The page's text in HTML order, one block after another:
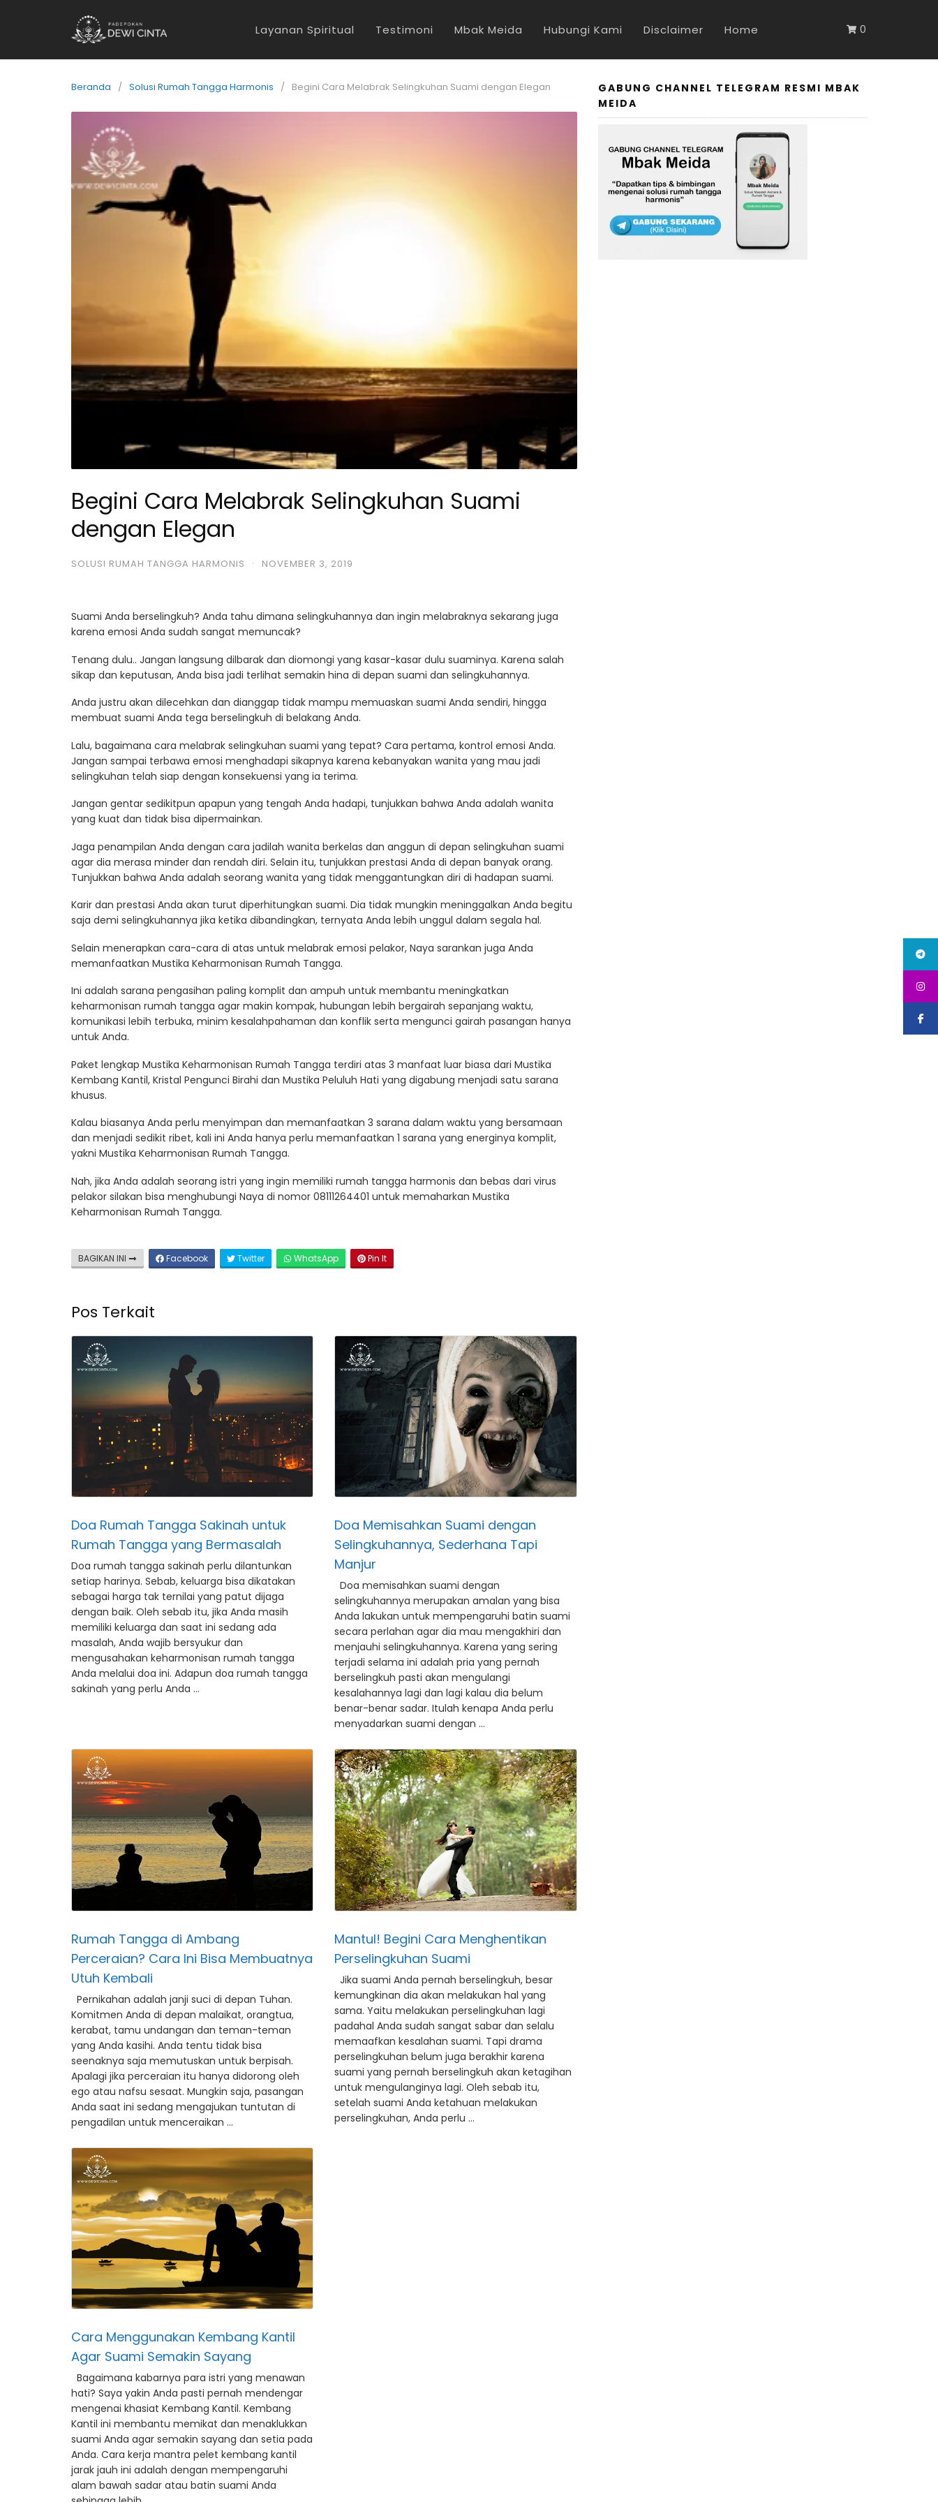
0
Layanan Spiritual Testimoni Mbak Meida Hubungi Kami Disclaimer Home
Beranda Solusi Rumah Tangga Harmonis Begini Cara Melabrak Selingkuhan Suami dengan Elegan
Begini Cara Melabrak Selingkuhan Suami
dengan Elegan
SOLUSI RUMAH TANGGA HARMONIS · NOVEMBER 3, 2019
Suami Anda berselingkuh? Anda tahu dimana selingkuhannya dan ingin melabraknya sekarang juga
karena emosi Anda sudah sangat memuncak?
Tenang dulu.. Jangan langsung dilbarak dan diomongi yang kasar-kasar dulu suaminya. Karena salah
sikap dan keputusan, Anda bisa jadi terlihat semakin hina di depan suami dan selingkuhannya.
Anda justru akan dilecehkan dan dianggap tidak mampu memuaskan suami Anda sendiri, hingga
membuat suami Anda tega berselingkuh di belakang Anda.
Lalu, bagaimana cara melabrak selingkuhan suami yang tepat? Cara pertama, kontrol emosi Anda.
Jangan sampai terbawa emosi menghadapi sikapnya karena kebanyakan wanita yang mau jadi
selingkuhan telah siap dengan konsekuensi yang ia terima.
Jangan gentar sedikitpun apapun yang tengah Anda hadapi, tunjukkan bahwa Anda adalah wanita
yang kuat dan tidak bisa dipermainkan.
Jaga penampilan Anda dengan cara jadilah wanita berkelas dan anggun di depan selingkuhan suami
agar dia merasa minder dan rendah diri. Selain itu, tunjukkan prestasi Anda di depan banyak orang.
Tunjukkan bahwa Anda adalah seorang wanita yang tidak menggantungkan diri di hadapan suami.
Karir dan prestasi Anda akan turut diperhitungkan suami. Dia tidak mungkin meninggalkan Anda begitu
saja demi selingkuhannya jika ketika dibandingkan, ternyata Anda lebih unggul dalam segala hal.
Selain menerapkan cara-cara di atas untuk melabrak emosi pelakor, Naya sarankan juga Anda
memanfaatkan Mustika Keharmonisan Rumah Tangga.
Ini adalah sarana pengasihan paling komplit dan ampuh untuk membantu meningkatkan
keharmonisan rumah tangga agar makin kompak, hubungan lebih bergairah sepanjang waktu,
komunikasi lebih terbuka, minim kesalahpahaman dan konflik serta mengunci gairah pasangan hanya
untuk Anda.
Paket lengkap Mustika Keharmonisan Rumah Tangga terdiri atas 3 manfaat luar biasa dari Mustika
Kembang Kantil, Kristal Pengunci Birahi dan Mustika Peluluh Hati yang digabung menjadi satu sarana
khusus.
Kalau biasanya Anda perlu menyimpan dan memanfaatkan 3 sarana dalam waktu yang bersamaan
dan menjadi sedikit ribet, kali ini Anda hanya perlu memanfaatkan 1 sarana yang energinya komplit,
yakni Mustika Keharmonisan Rumah Tangga.
Nah, jika Anda adalah seorang istri yang ingin memiliki rumah tangga harmonis dan bebas dari virus
pelakor silakan bisa menghubungi Naya di nomor 08111264401 untuk memaharkan Mustika
Keharmonisan Rumah Tangga.
BAGIKAN INI Facebook Twitter WhatsApp Pin It
Pos Terkait
Doa Rumah Tangga Sakinah untuk
Rumah Tangga yang Bermasalah
Doa rumah tangga sakinah perlu dilantunkan
setiap harinya. Sebab, keluarga bisa dikatakan
sebagai harga tak ternilai yang patut dijaga
dengan baik. Oleh sebab itu, jika Anda masih
memiliki keluarga dan saat ini sedang ada
masalah, Anda wajib bersyukur dan
mengusahakan keharmonisan rumah tangga
Anda melalui doa ini. Adapun doa rumah tangga
sakinah yang perlu Anda …
Doa Memisahkan Suami dengan
Selingkuhannya, Sederhana Tapi
Manjur
Doa memisahkan suami dengan
selingkuhannya merupakan amalan yang bisa
Anda lakukan untuk mempengaruhi batin suami
secara perlahan agar dia mau mengakhiri dan
menjauhi selingkuhannya. Karena yang sering
terjadi selama ini adalah pria yang pernah
berselingkuh pasti akan mengulangi
kesalahannya lagi dan lagi kalau dia belum
benar-benar sadar. Itulah kenapa Anda perlu
menyadarkan suami dengan …
Rumah Tangga di Ambang
Perceraian? Cara Ini Bisa Membuatnya
Utuh Kembali
Pernikahan adalah janji suci di depan Tuhan.
Komitmen Anda di depan malaikat, orangtua,
kerabat, tamu undangan dan teman-teman
yang Anda kasihi. Anda tentu tidak bisa
seenaknya saja memutuskan untuk berpisah.
Apalagi jika perceraian itu hanya didorong oleh
ego atau nafsu sesaat. Mungkin saja, pasangan
Anda saat ini sedang mengajukan tuntutan di
pengadilan untuk menceraikan …
Mantul! Begini Cara Menghentikan
Perselingkuhan Suami
Jika suami Anda pernah berselingkuh, besar
kemungkinan dia akan melakukan hal yang
sama. Yaitu melakukan perselingkuhan lagi
padahal Anda sudah sangat sabar dan selalu
memaafkan kesalahan suami. Tapi drama
perselingkuhan belum juga berakhir karena
suami yang pernah berselingkuh akan ketagihan
untuk mengulanginya lagi. Oleh sebab itu,
setelah suami Anda ketahuan melakukan
perselingkuhan, Anda perlu …
Cara Menggunakan Kembang Kantil
Agar Suami Semakin Sayang
Bagaimana kabarnya para istri yang menawan
hati? Saya yakin Anda pasti pernah mendengar
mengenai khasiat Kembang Kantil. Kembang
Kantil ini membantu memikat dan menaklukkan
suami Anda agar semakin sayang dan setia pada
Anda. Cara kerja mantra pelet kembang kantil
jarak jauh ini adalah dengan mempengaruhi
alam bawah sadar atau batin suami Anda
GABUNG CHANNEL TELEGRAM RESMI MBAK
MEIDA